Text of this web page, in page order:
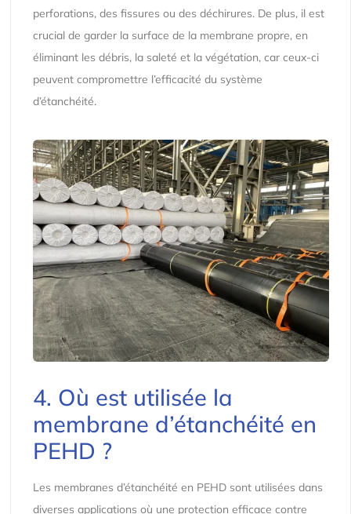
perforations, des fissures ou des déchirures. De plus, il est
crucial de garder la surface de la membrane propre, en
éliminant les débris, la saleté et la végétation, car ceux-ci
peuvent compromettre l’efficacité du système
d’étanchéité.
4. Où est utilisée la
membrane d’étanchéité en
PEHD ?
Les membranes d’étanchéité en PEHD sont utilisées dans
diverses applications où une protection efficace contre